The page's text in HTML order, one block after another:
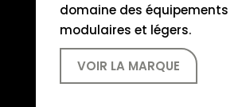
domaine des équipements
modulaires et légers.
VOIR LA MARQUE